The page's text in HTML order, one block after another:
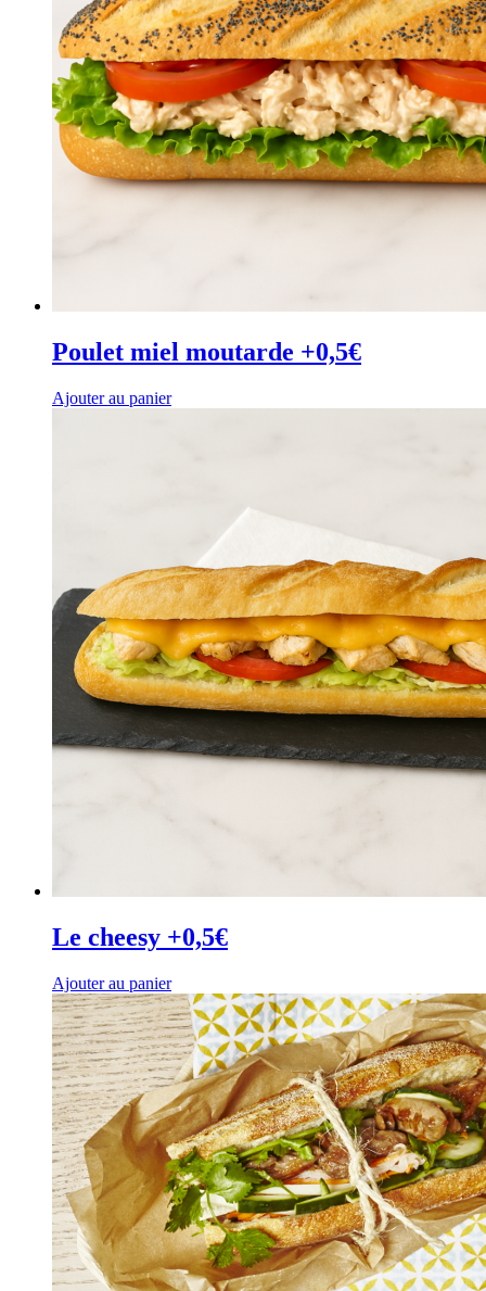
Poulet miel moutarde +0,5€
Ajouter au panier
Le cheesy +0,5€
Ajouter au panier